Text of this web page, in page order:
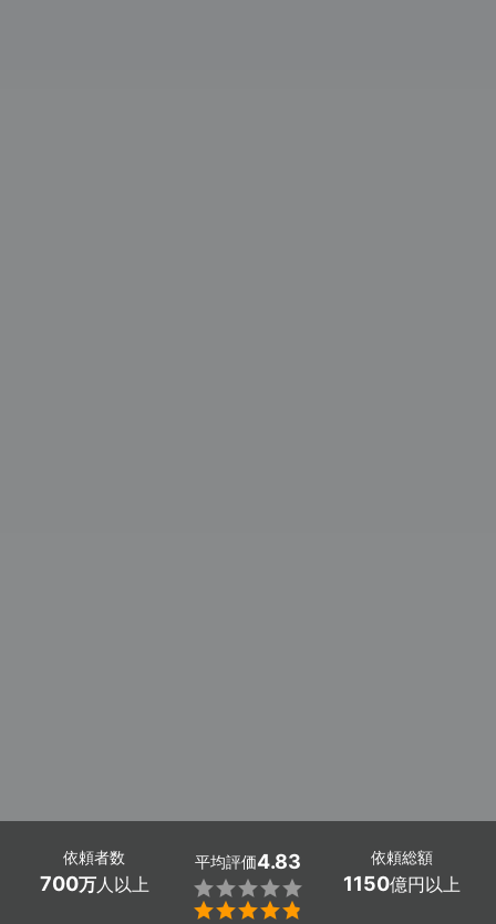
依頼者数
700万人以上
平均評価4.83


依頼総額
1150億円以上